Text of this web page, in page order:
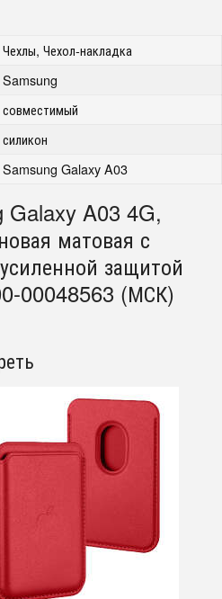
Чехлы, Чехол-накладка
Samsung
совместимый
силикон
Samsung Galaxy A03
Galaxy A03 4G,
матовая с
защитой
00048563 (МСК)